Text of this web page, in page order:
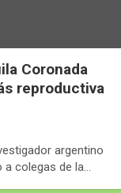
Coronada
reproductiva
argentino
a colegas de la…